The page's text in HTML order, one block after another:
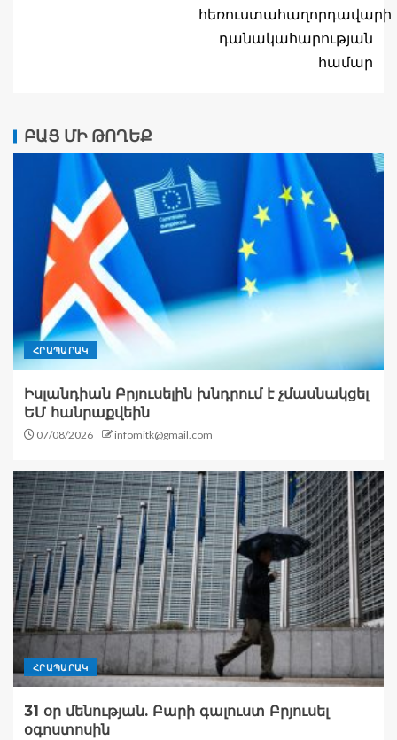
հեռուստահաղորդավարի
դանակահարության
համար
ԲԱՑ ՄԻ ԹՈՂԵՔ
ՀՐԱՊԱՐԱԿ
Իսլանդիան Բրյուսելին խնդրում է չմասնակցել
ԵՄ հանրաքվեին
07/08/2026 infomitk@gmail.com
ՀՐԱՊԱՐԱԿ
31 օր մենության. Բարի գալուստ Բրյուսել
օգոստոսին